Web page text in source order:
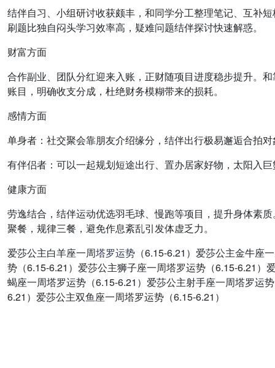
结伴自习、小组研讨收获颇丰，和同学分工整理笔记、互补
刷题比独自闷头学习效率高，疑难问题结伴探讨快速解惑。
财富方面
合作副业、团队分红迎来入账，正财随项目进度稳步提升。
账目，明确收支分成，杜绝财务模糊带来的损耗。
感情方面
单身者：社交聚会靠朋友介绍缘分，结伴出行极易邂逅合拍
有伴侣者：可以一起规划短途出行、置办居家好物，太阳入
健康方面
劳逸结合，结伴运动优选羽毛球、慢跑等项目，提升身体素
聚餐，规律三餐，避免作息紊乱引发体虚乏力。
爱莎公主白羊座一周塔罗运势 （6.15-6.21）爱莎公主金牛座
势（6.15-6.21）爱莎公主狮子座一周塔罗运势（6.15-6.21
蝎座一周塔罗运势（6.15-6.21）爱莎公主射手座一周塔罗运
6.21）爱莎公主双鱼座一周塔罗运势（6.15-6.21）